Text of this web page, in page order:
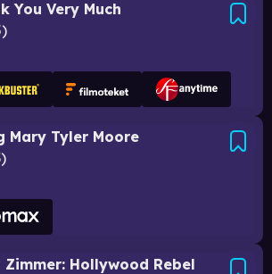
You Very Much
Mary Tyler Moore
Zimmer: Hollywood Rebel